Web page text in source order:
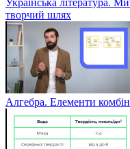
творчий шлях
Алгебра. Елементи